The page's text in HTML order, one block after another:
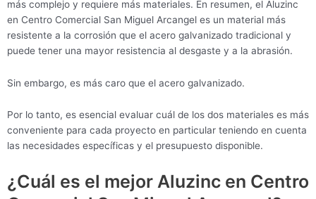
más complejo y requiere más materiales. En resumen, el Aluzinc
en Centro Comercial San Miguel Arcangel es un material más
resistente a la corrosión que el acero galvanizado tradicional y
puede tener una mayor resistencia al desgaste y a la abrasión.
Sin embargo, es más caro que el acero galvanizado.
Por lo tanto, es esencial evaluar cuál de los dos materiales es más
conveniente para cada proyecto en particular teniendo en cuenta
las necesidades específicas y el presupuesto disponible.
¿Cuál es el mejor Aluzinc en Centro